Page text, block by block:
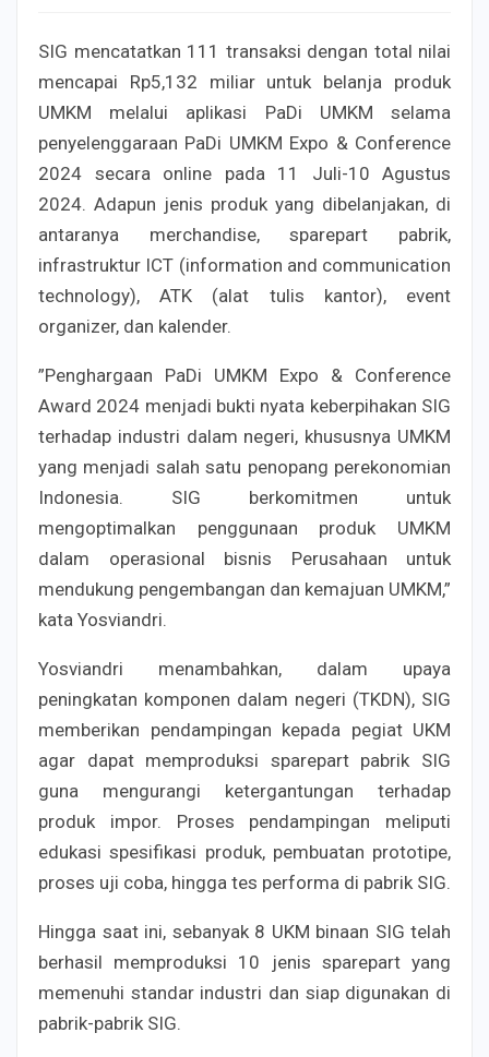
SIG mencatatkan 111 transaksi dengan total nilai
mencapai Rp5,132 miliar untuk belanja produk
UMKM melalui aplikasi PaDi UMKM selama
penyelenggaraan PaDi UMKM Expo & Conference
2024 secara online pada 11 Juli-10 Agustus
2024. Adapun jenis produk yang dibelanjakan, di
antaranya merchandise, sparepart pabrik,
infrastruktur ICT (information and communication
technology), ATK (alat tulis kantor), event
organizer, dan kalender.
”Penghargaan PaDi UMKM Expo & Conference
Award 2024 menjadi bukti nyata keberpihakan SIG
terhadap industri dalam negeri, khususnya UMKM
yang menjadi salah satu penopang perekonomian
Indonesia. SIG berkomitmen untuk
mengoptimalkan penggunaan produk UMKM
dalam operasional bisnis Perusahaan untuk
mendukung pengembangan dan kemajuan UMKM,”
kata Yosviandri.
Yosviandri menambahkan, dalam upaya
peningkatan komponen dalam negeri (TKDN), SIG
memberikan pendampingan kepada pegiat UKM
agar dapat memproduksi sparepart pabrik SIG
guna mengurangi ketergantungan terhadap
produk impor. Proses pendampingan meliputi
edukasi spesifikasi produk, pembuatan prototipe,
proses uji coba, hingga tes performa di pabrik SIG.
Hingga saat ini, sebanyak 8 UKM binaan SIG telah
berhasil memproduksi 10 jenis sparepart yang
memenuhi standar industri dan siap digunakan di
pabrik-pabrik SIG.